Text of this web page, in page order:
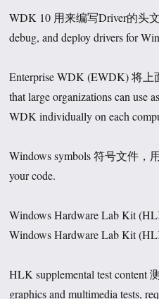
WDK 10 用来编写Driver的头
debug, and deploy drivers for
Enterprise WDK (EWDK) 将
that large organizations can use
WDK individually on each
Windows symbols 符号文件，
your code.
Windows Hardware Lab Kit
Windows Hardware Lab Kit
HLK supplemental test content
graphics and multimedia tests,